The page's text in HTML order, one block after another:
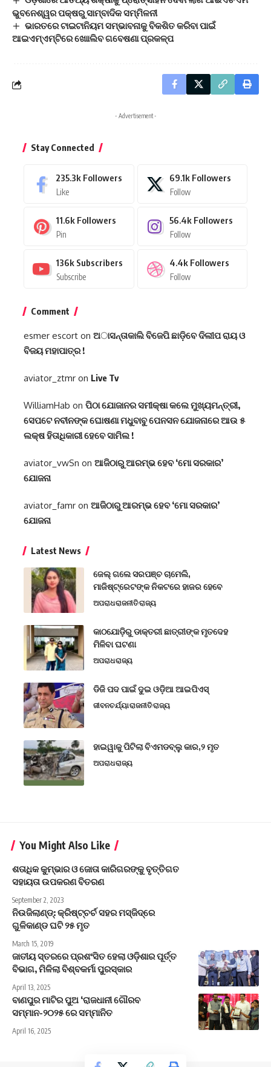
ଭୁବନେଶ୍ୱର ପକ୍ଷରୁ ସାମ୍ବାଦିକ ସମ୍ମିଳନୀ
ଭାରତରେ ଟାଇଟାନିୟମ ସମ୍ଭାବନାକୁ ବିକଶିତ କରିବା ପାଇଁ
ଆଇଏମ୍‍ଏମ୍‍ଟିରେ ଖୋାଲିବ ଗବେଷଣା ପ୍ରକଳ୍ପ
- Advertisement -
Stay Connected
235.3k Followers
Like
69.1k Followers
Follow
11.6k Followers
Pin
56.4k Followers
Follow
136k Subscribers
Subscribe
4.4k Followers
Follow
Comment
esmer escort on ଅାସନ୍ତାକାଲି ବିଜେପି ଛାଡ଼ିବେ ଦିଲୀପ ରାୟ ଓ
ବିଜୟ ମହାପାତ୍ର !
aviator_ztmr on Live Tv
WilliamHab on ପିଠା ଯୋଜାନର ସମୀକ୍ଷା କଲେ ମୁଖ୍ୟମନ୍ତ୍ରୀ,
ସେପଟେ ନବୀନଙ୍କ ଘୋଷଣା ମଧୁବାବୁ ପେନସନ ଯୋଜନାରେ ଆଉ ୫
ଲକ୍ଷ ହିତାଧିକାରୀ ହେବେ ସାମିଲ !
aviator_vwSn on ଆଜିଠାରୁ ଆରମ୍ଭ ହେବ ‘ମୋ ସରକାର’
ଯୋଜନା
aviator_famr on ଆଜିଠାରୁ ଆରମ୍ଭ ହେବ ‘ମୋ ସରକାର’
ଯୋଜନା
Latest News
ଜେଲ୍ ଗଲେ ସରପଞ୍ଚ ଚାମେଲି,
ମାଜିଷ୍ଟ୍ରେଟଙ୍କ ନିକଟରେ ହାଜର ହେବେ
ଅପରାଧରାଜନୀତିରାଜ୍ୟ
କାଠଯୋଡ଼ିରୁ ଡାକ୍ତରୀ ଛାତ୍ରୀଙ୍କ ମୃତଦେହ
ମିଳିବା ଘଟଣା
ଅପରାଧରାଜ୍ୟ
ଡିଜି ପଦ ପାଇଁ ଦୁଇ ଓଡ଼ିଆ ଆଇପିଏସ୍
ଜୀବନଚର୍ଯ୍ୟାରାଜନୀତିରାଜ୍ୟ
ହାଇୱାକୁ ପିଟିଲା ବିଏମଡବ୍ଲୁ କାର,୨ ମୃତ
ଅପରାଧରାଜ୍ୟ
You Might Also Like
ଶତାଧିକ କୁମ୍ଭାର ଓ ଜୋତା କାରିଗରଙ୍କୁ ବୃତ୍ତିଗତ
ସହାୟତା ଉପକରଣ ବିତରଣ
September 2, 2023
ନିଉଜିଲାଣ୍ଡ୍‌: କ୍ରିଷ୍ଟ୍‍ଚର୍ଚ ସହର ମସ୍‌ଜିଦ୍‌ରେ
ଗୁଳିକାଣ୍ଡ ଘଟି ୨୫ ମୃତ
March 15, 2019
ଜାତୀୟ ସ୍ତରରେ ପ୍ରଶଂସିତ ହେଲା ଓଡ଼ିଶାର ପୂର୍ତ୍ତ
ବିଭାଗ, ମିଳିଲା ବିଶ୍ବକର୍ମା ପୁରସ୍କାର
April 13, 2025
ବାଣପୁର ମାଟିର ପୁଅ ‘ରାଜଧାନୀ ଗୌରବ
ସମ୍ମାନ-୨୦୨୫ ରେ ସମ୍ମାନିତ
April 16, 2025